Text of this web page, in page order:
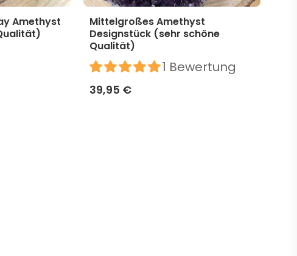
Amethyst
Mittelgroßes Amethyst
Designstück (sehr schöne
Qualität)
1 Bewertung
39,95 €